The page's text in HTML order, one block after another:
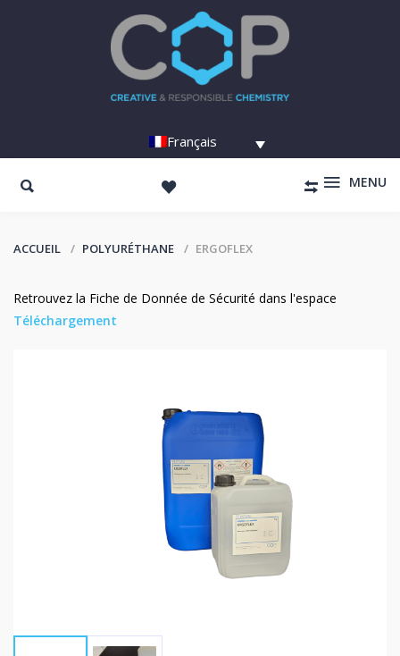
Français
MENU
ACCUEIL POLYURÉTHANE ERGOFLEX
Retrouvez la Fiche de Donnée de Sécurité dans l'espace
Téléchargement